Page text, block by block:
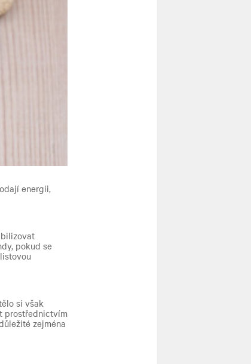
energii,
pokud se
si však
prostřednictvím
zejména